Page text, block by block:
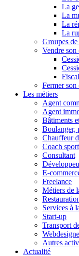
La
La
La
La
Groupes de
Vendre son
Fermer son
Les métiers
Agent
Agent
Bâtiments
Boulanger,
Chauffeur
Coach
Consultant
E-
Freelance
Métiers de
Services à
Start-up
Transport
Autres
Actualité